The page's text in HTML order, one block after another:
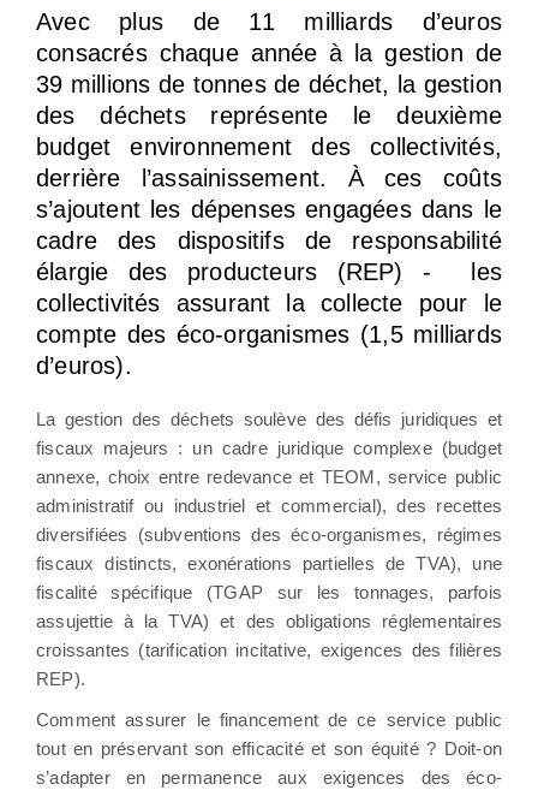
Avec plus de 11 milliards d’euros
consacrés chaque année à la gestion de
39 millions de tonnes de déchet, la gestion
des déchets représente le deuxième
budget environnement des collectivités,
derrière l’assainissement. À ces coûts
s’ajoutent les dépenses engagées dans le
cadre des dispositifs de responsabilité
élargie des producteurs (REP) - les
collectivités assurant la collecte pour le
compte des éco-organismes (1,5 milliards
d’euros).
La gestion des déchets soulève des défis juridiques et
fiscaux majeurs : un cadre juridique complexe (budget
annexe, choix entre redevance et TEOM, service public
administratif ou industriel et commercial), des recettes
diversifiées (subventions des éco-organismes, régimes
fiscaux distincts, exonérations partielles de TVA), une
fiscalité spécifique (TGAP sur les tonnages, parfois
assujettie à la TVA) et des obligations réglementaires
croissantes (tarification incitative, exigences des filières
REP).
Comment assurer le financement de ce service public
tout en préservant son efficacité et son équité ? Doit-on
s’adapter en permanence aux exigences des éco-